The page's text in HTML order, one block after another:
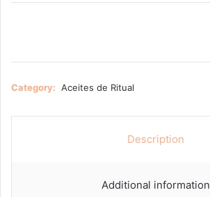
Category: Aceites de Ritual
Description
Additional information